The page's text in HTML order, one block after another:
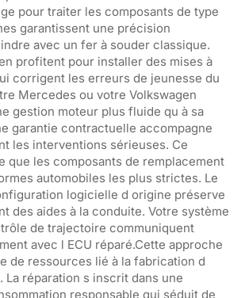
pour traiter les composants de type
garantissent une précision
avec un fer à souder classique.
profitent pour installer des mises à
corrigent les erreurs de jeunesse du
Mercedes ou votre Volkswagen
gestion moteur plus fluide qu à sa
garantie contractuelle accompagne
les interventions sérieuses. Ce
que les composants de remplacement
automobiles les plus strictes. Le
logicielle d origine préserve
des aides à la conduite. Votre système
de trajectoire communiquent
avec l ECU réparé.Cette approche
de ressources lié à la fabrication d
La réparation s inscrit dans une
responsable qui séduit de